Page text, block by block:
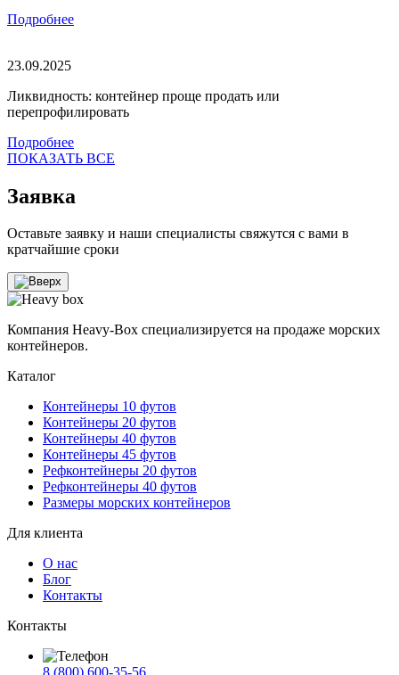
Подробнее
23.09.2025
Ликвидность: контейнер проще продать или
перепрофилировать
Подробнее
ПОКАЗАТЬ ВСЕ
Заявка
Оставьте заявку и наши специалисты свяжутся с вами в
кратчайшие сроки
Компания Heavy-Box специализируется на продаже морских
контейнеров.
Каталог
Контейнеры 10 футов
Контейнеры 20 футов
Контейнеры 40 футов
Контейнеры 45 футов
Рефконтейнеры 20 футов
Рефконтейнеры 40 футов
Размеры морских контейнеров
Для клиента
О нас
Блог
Контакты
Контакты